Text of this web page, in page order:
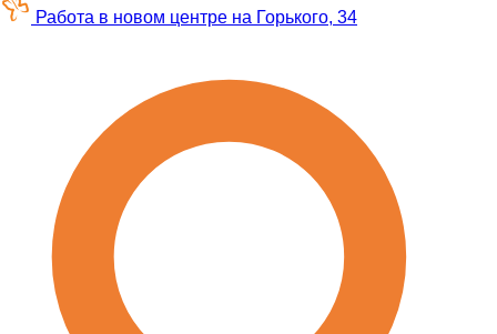
Работа в новом центре на Горького, 34